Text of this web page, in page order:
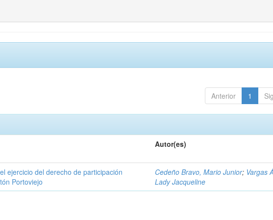
Anterior 1
Autor(es)
ejercicio del derecho de participación
Portoviejo
Cedeño Bravo, Mario Junior; Vargas
Lady Jacqueline